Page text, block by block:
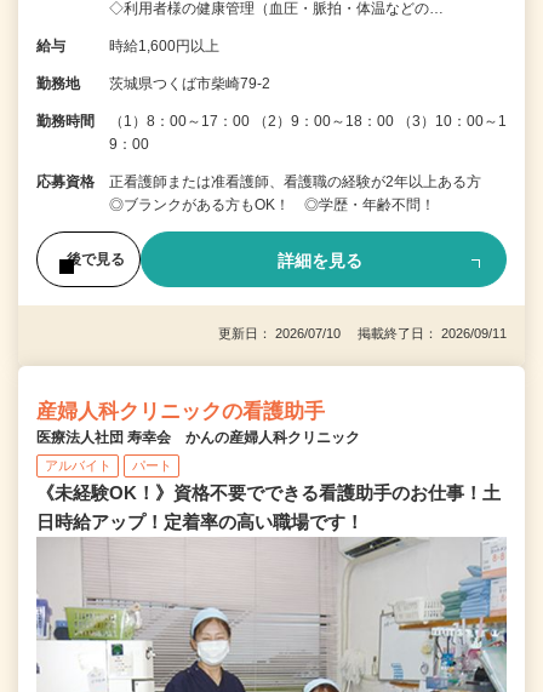
◇利用者様の健康管理（血圧・脈拍・体温などの…
給与 時給1,600円以上
勤務地 茨城県つくば市柴崎79-2
勤務時間
（1）8：00～17：00 （2）9：00～18：00 （3）10：00～1
9：00
応募資格
正看護師または准看護師、看護職の経験が2年以上ある方
◎ブランクがある方もOK！ ◎学歴・年齢不問！
後で見る 詳細を見る
更新日： 2026/07/10 掲載終了日： 2026/09/11
産婦人科クリニックの看護助手
医療法人社団 寿幸会 かんの産婦人科クリニック
アルバイト パート
《未経験OK！》資格不要でできる看護助手のお仕事！土
日時給アップ！定着率の高い職場です！